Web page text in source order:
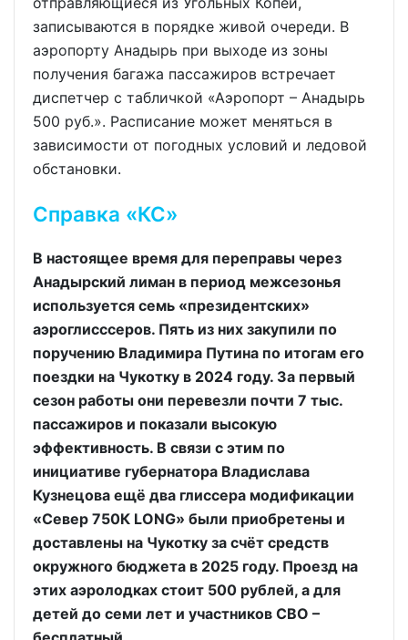
записываются в порядке живой очереди. В
аэропорту Анадырь при выходе из зоны
получения багажа пассажиров встречает
диспетчер с табличкой «Аэропорт – Анадырь
500 руб.». Расписание может меняться в
зависимости от погодных условий и ледовой
обстановки.
Справка «КС»
В настоящее время для переправы через
Анадырский лиман в период межсезонья
используется семь «президентских»
аэроглисссеров. Пять из них закупили по
поручению Владимира Путина по итогам его
поездки на Чукотку в 2024 году. За первый
сезон работы они перевезли почти 7 тыс.
пассажиров и показали высокую
эффективность. В связи с этим по
инициативе губернатора Владислава
Кузнецова ещё два глиссера модификации
«Север 750К LONG» были приобретены и
доставлены на Чукотку за счёт средств
окружного бюджета в 2025 году. Проезд на
этих аэролодках стоит 500 рублей, а для
детей до семи лет и участников СВО –